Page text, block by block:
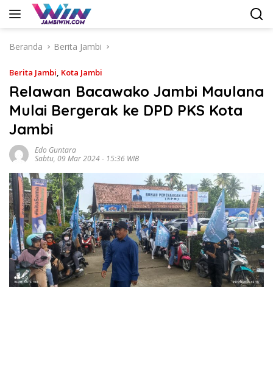
Langsung
Beranda
Berita Jambi
Berita Jambi, Kota Jambi
Relawan Bacawako Jambi Maulana
Mulai Bergerak ke DPD PKS Kota
Jambi
Edo Guntara
Sabtu, 09 Mar 2024 - 15:36 WIB